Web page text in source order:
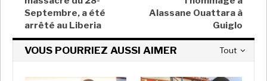
rappelé l’urgence de multiplier des activités
écologiques et d’entretenir, auprès de la jeunesse,
foule présente, il a annoncé la mise en place, pour la
Principauté ou encore d’une ambulance pour parer
Septembre, a été
arrêté au Liberia
Alassane Ouattara à
Guiglo
Tout
VOUS POURRIEZ AUSSI AIMER